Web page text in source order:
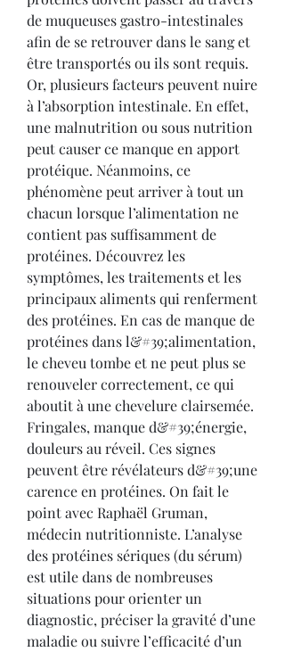
de muqueuses gastro-intestinales
afin de se retrouver dans le sang et
être transportés ou ils sont requis.
Or, plusieurs facteurs peuvent nuire
à l’absorption intestinale. En effet,
une malnutrition ou sous nutrition
peut causer ce manque en apport
protéique. Néanmoins, ce
phénomène peut arriver à tout un
chacun lorsque l’alimentation ne
contient pas suffisamment de
protéines. Découvrez les
symptômes, les traitements et les
principaux aliments qui renferment
des protéines. En cas de manque de
protéines dans l&#39;alimentation,
le cheveu tombe et ne peut plus se
renouveler correctement, ce qui
aboutit à une chevelure clairsemée.
Fringales, manque d&#39;énergie,
douleurs au réveil. Ces signes
peuvent être révélateurs d&#39;une
carence en protéines. On fait le
point avec Raphaël Gruman,
médecin nutritionniste. L’analyse
des protéines sériques (du sérum)
est utile dans de nombreuses
situations pour orienter un
diagnostic, préciser la gravité d’une
maladie ou suivre l’efficacité d’un